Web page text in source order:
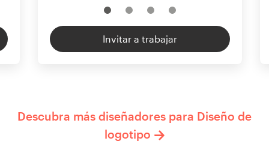
Invitar a trabajar
Descubra más diseñadores para Diseño de
logotipo